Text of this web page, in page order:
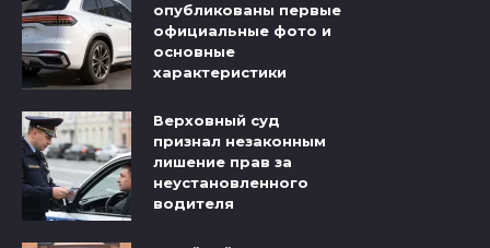
опубликованы первые
официальные фото и
основные
характеристики
Верховный суд
признал незаконным
лишение прав за
неустановленного
водителя